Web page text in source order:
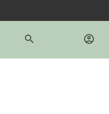
search account_circle